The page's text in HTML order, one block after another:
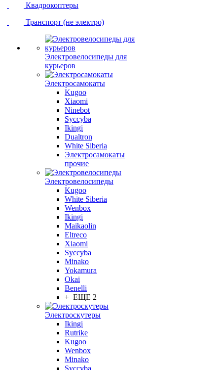
Квадрокоптеры
Транспорт (не электро)
Электровелосипеды для
курьеров
Электросамокаты
Kugoo
Xiaomi
Ninebot
Syccyba
Ikingi
Dualtron
White Siberia
Электросамокаты
прочие
Электровелосипеды
Kugoo
White Siberia
Wenbox
Ikingi
Maikaolin
Eltreco
Xiaomi
Syccyba
Minako
Yokamura
Okai
Benelli
+ ЕЩЕ 2
Электроскутеры
Ikingi
Rutrike
Kugoo
Wenbox
Minako
Syccyba